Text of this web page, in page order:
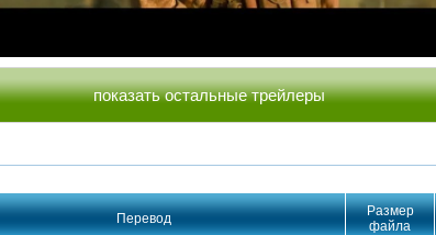
показать остальные трейлеры
Перевод
Размер
файла